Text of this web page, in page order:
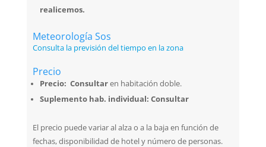
realicemos.
Meteorología Sos
Consulta la previsión del tiempo en la zona
Precio
Precio: Consultaren habitación doble.
Suplemento hab. individual: Consultar
El precio puede variar al alza o a la baja en función de
fechas, disponibilidad de hotel y número de personas.